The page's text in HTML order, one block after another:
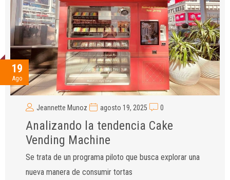
19
Ago
Jeannette Munoz agosto 19, 2025 0
Analizando la tendencia Cake
Vending Machine
Se trata de un programa piloto que busca explorar una
nueva manera de consumir tortas